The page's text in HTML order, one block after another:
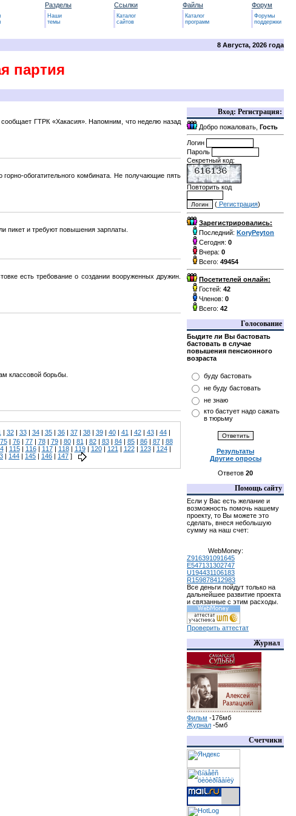
Разделы
Наши
темы
Ссылки
Каталог
сайтов
Файлы
Каталог
программ
Форум
Форумы
поддержки
8 Августа, 2026 года
партия
сообщает ГТРК «Хакасия». Напомним, что неделю назад
обогатительного комбината. Не получающие пять
пикет и требуют повышения зарплаты.
есть требование о создании вооруженных дружин.
классовой борьбы.
| 32| 33| 34| 35| 36| 37| 38| 39| 40| 41| 42| 43| 44|
75| 76| 77| 78| 79| 80| 81 | 82| 83| 84| 85| 86| 87| 88
| 115| 116| 117| 118| 119| 120| 121 | 122| 123| 124|
144 145 146 147 ]
Вход: Регистрация:
Добро пожаловать, Гость
Логин
Пароль
Секретный код:
Повторить код
( Регистрация)
Зарегистрировались:
Последний: KoryPeyton
Сегодня: 0
Вчера: 0
Всего: 49454
Посетителей онлайн:
Гостей: 42
Членов: 0
Всего: 42
Голосование
Быдите ли Вы бастовать
бастовать в случае
повышения пенсионного
возраста
буду бастовать
не буду бастовать
не знаю
кто бастует надо сажать
в тюрьму
Результаты
Другие опросы
Ответов 20
Помощь сайту
Если у Вас есть желание и
возможность помочь нашему
проекту, то Вы можете это
сделать, внеся небольшую
сумму на наш счет:
WebMoney:
Z916391091645
E547131302747
U194431106183
R159878412983
Все деньги пойдут только на
дальнейшее развитие проекта
и связанные с этим расходы.
Проверить аттестат
Журнал
Фильм -176мб
Журнал -5мб
Счетчики